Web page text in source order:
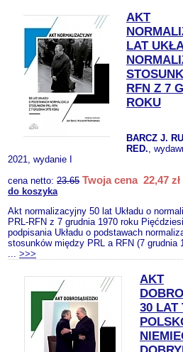
AKT
LAT
RFN Z 7
ROKU
BARCZ J.
RED.,
2021, wydanie I
cena netto: 23.65 Twoja cena 22,47 zł
do koszyka
Akt normalizacyjny 50 lat Układu o
PRL-RFN z 7 grudnia 1970 roku
podpisania Układu o podstawach
stosunków między PRL a RFN (7 grudnia
... >>>
AKT
30 LAT